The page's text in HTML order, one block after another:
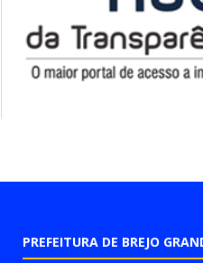
PREFEITURA DE BREJO